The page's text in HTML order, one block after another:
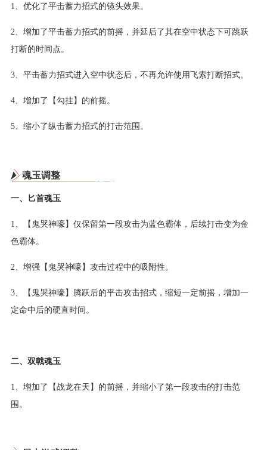
1、优化了平击蓄力招式的镜头效果。
2、增加了平击蓄力招式的前摇，并延后了其在空中状态下可跳跃
打断的时间点。
3、平击蓄力招式进入空中状态后，不再允许使用飞索打断招式。
4、增加了【勾挂】的前摇。
5、缩小了纵击蓄力招式的打击范围。
魂玉调整
一、匕首魂玉
1、【鬼哭神嚎】仅保留第一段攻击为蓝色霸体，后续打击变为金
色霸体。
2、增强【鬼哭神嚎】攻击过程中的吸附性。
3、【鬼哭神嚎】腾跃后的平击攻击招式，缩短一定前摇，增加一
定命中后的硬直时间。
二、双戟魂玉
1、增加了【战龙在天】的前摇，并缩小了第一段攻击的打击范
围。